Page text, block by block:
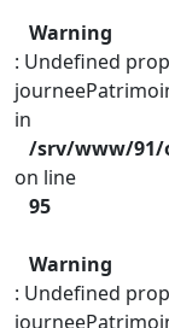
Warning
: Undefined
in
/srv/www/91/
on line
95
Warning
: Undefined